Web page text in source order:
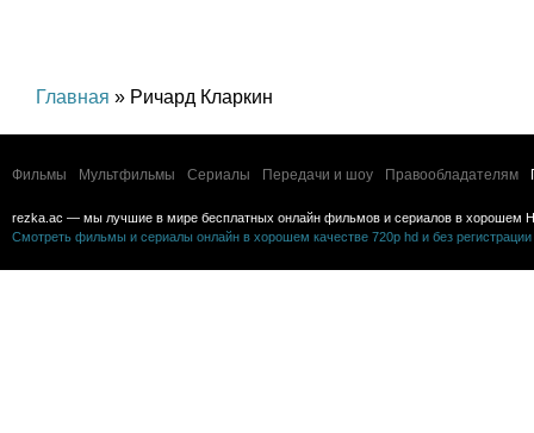
Главная » Ричард Кларкин
Фильмы Мультфильмы Сериалы Передачи и шоу Правообладателям
rezka.ac — мы лучшие в мире бесплатных онлайн фильмов и сериалов в хорошем
Смотреть фильмы и сериалы онлайн в хорошем качестве 720p hd и без